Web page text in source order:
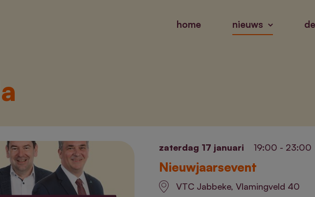
home nieuws
zaterdag 17 januari 19:00 - 23:00
Nieuwjaarsevent
VTC Jabbeke, Vlamingveld 40